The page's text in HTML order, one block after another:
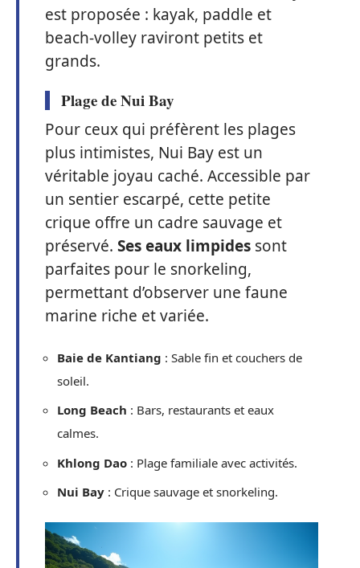
est proposée : kayak, paddle et
beach-volley raviront petits et
grands.
Plage de Nui Bay
Pour ceux qui préfèrent les plages
plus intimistes, Nui Bay est un
véritable joyau caché. Accessible par
un sentier escarpé, cette petite
crique offre un cadre sauvage et
préservé. Ses eaux limpides sont
parfaites pour le snorkeling,
permettant d’observer une faune
marine riche et variée.
Baie de Kantiang : Sable fin et couchers de
soleil.
Long Beach : Bars, restaurants et eaux
calmes.
Khlong Dao : Plage familiale avec activités.
Nui Bay : Crique sauvage et snorkeling.